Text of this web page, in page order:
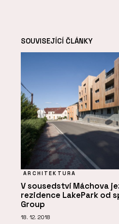
SOUVISEJÍCÍ ČLÁNKY
ARCHITEKTURA
V sousedství Máchova
rezidence LakePark od
Group
18. 12. 2018